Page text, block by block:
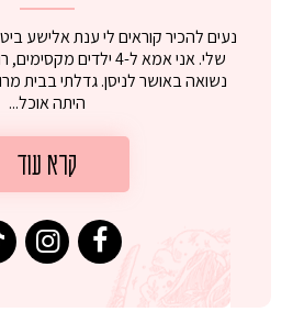
נעים להכיר קוראים לי ענת אלישע
שלי. אני אמא ל-4 ילדים
נשואה באושר לניסן. גדלתי בבית
היתה אוכל...
קרא עוד